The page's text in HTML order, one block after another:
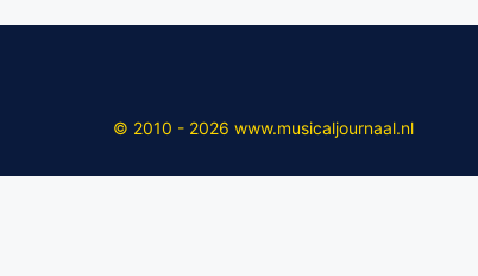
© 2010 - 2026 www.musicaljournaal.nl